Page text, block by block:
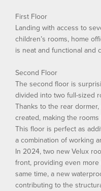
First Floor
Landing with access to
children’s rooms, home
is neat and functional and
Second Floor
The second floor is
divided into two full-sized
Thanks to the rear
created, making the
This floor is perfect as
a combination of working
In 2024, two new Velux
front, providing even
same time, a new
contributing to the